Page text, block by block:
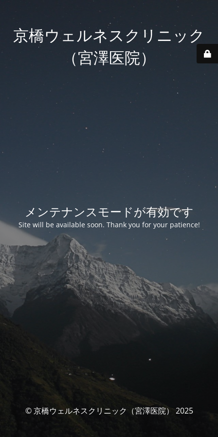
京橋ウェルネスクリニック
（宮澤医院）
メンテナンスモードが有効です
Site will be available soon. Thank you for your patience!
© 京橋ウェルネスクリニック（宮澤医院） 2025